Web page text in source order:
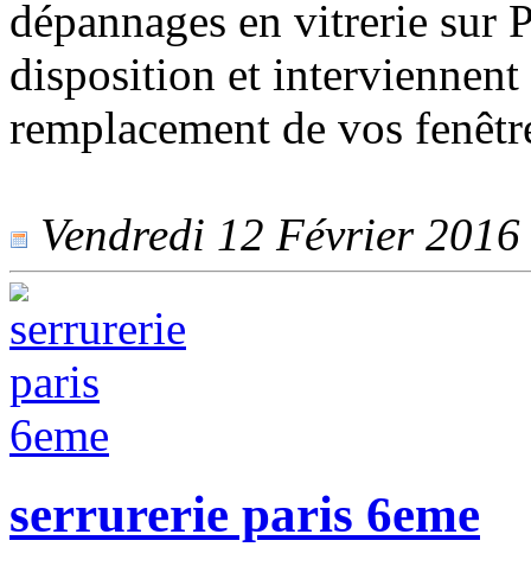
dépannages en vitrerie sur
disposition et
remplacement de vos
Vendredi 12 Février
serrurerie paris 6eme